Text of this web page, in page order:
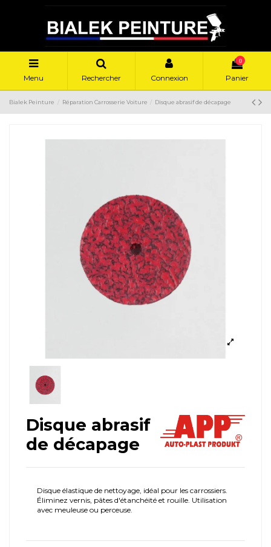
Menu Rechercher Connexion
0
Panier
Bialek Peinture Réparation Carrosserie Voiture Disque abrasif de décapage
Disque abrasif
de décapage
Disque élastique de nettoyage, idéal pour les carrossiers.
Éliminez vernis, pâtes d'étanchéité et rouille. Utilisation
avec meuleuse ou perceuse.